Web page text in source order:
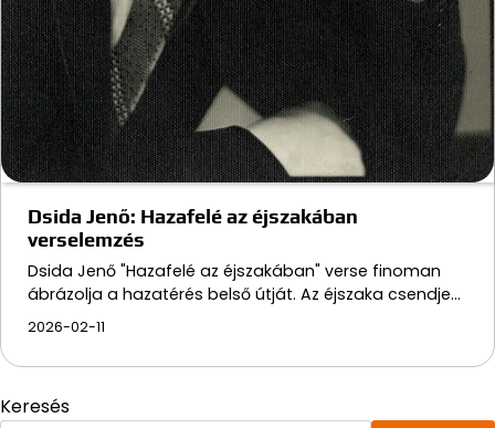
Dsida Jenő: Hazafelé az éjszakában
verselemzés
Dsida Jenő "Hazafelé az éjszakában" verse finoman
ábrázolja a hazatérés belső útját. Az éjszaka csendje…
2026-02-11
Keresés